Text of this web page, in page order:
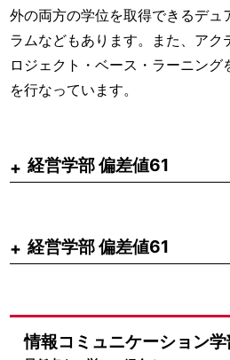
外の両方の学位を取得できるデュ
ラムなどもあります。また、アク
ロジェクト・ベース・ラーニン
を行なっています。
経営学部 偏差値61
経営学部 偏差値61
情報コミュニケーション学